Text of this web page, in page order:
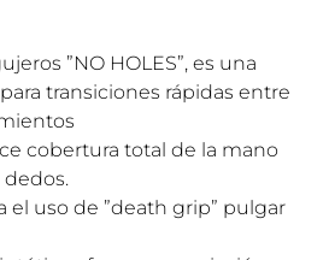
”NO HOLES”, es una
transiciones rápidas entre
cobertura total de la mano
el uso de ”death grip” pulgar